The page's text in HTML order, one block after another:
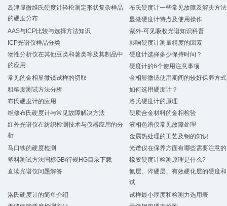
岛津显微维氏硬度计轻松测定形状复杂样品
的硬度分布
布氏硬度计一些常见故障及解决方法
显微硬度计特点及使用操作
AAS与ICP比较与选择方法知识
紫外-可见吸收光谱知识科普
ICP光谱仪样品分类
影响硬度计测量精度的因素
物性分析仪在其他豆类和薯类等及其制品中
的应用
硬度计选择多少保持时间？
硬度计的6个使用注意事项
常见的金相显微镜试样的切取
金相显微镜使用期间的较好保养方式
粗糙度测试方法分析
如何选用硬度计？
布氏硬度计的应用
洛氏硬度计的原理
维修布氏硬度计与常见故障解决方法
硬质合金材料的金相检验
红外光谱仪在纺织检测技术与仪器应用的分
析
液相色谱仪常见故障处理
金属热处理的工艺及钢的知识
马口铁的硬度检测
光谱仪在保养方面有哪些需要注意
塑料测试方法国标GB/行规HG目录下载
橡胶硬度计检测原理是什么?
直读光谱仪问题解答
氮层、淬硬层、有效硬化层的硬度
试
洛氏硬度计的简单介绍
试样最小厚度和检测力选用表